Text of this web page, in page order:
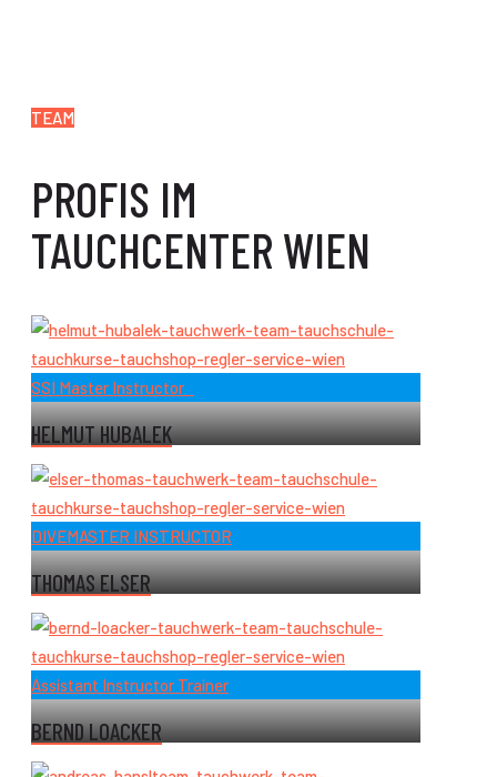
TEAM
PROFIS IM
TAUCHCENTER WIEN
SSI Master Instructor
HELMUT HUBALEK
DIVEMASTER INSTRUCTOR
THOMAS ELSER
Assistant Instructor Trainer
BERND LOACKER